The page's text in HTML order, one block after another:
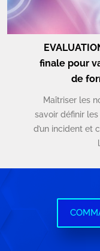
finale pour
de
Maîtriser les
savoir définir
d’un incident et